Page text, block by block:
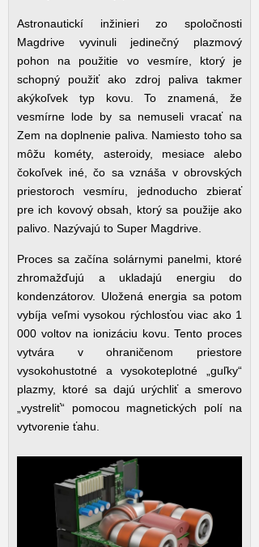
Astronautickí inžinieri zo spoločnosti
Magdrive vyvinuli jedinečný plazmový
pohon na použitie vo vesmíre, ktorý je
schopný použiť ako zdroj paliva takmer
akýkoľvek typ kovu. To znamená, že
vesmírne lode by sa nemuseli vracať na
Zem na doplnenie paliva. Namiesto toho sa
môžu kométy, asteroidy, mesiace alebo
čokoľvek iné, čo sa vznáša v obrovských
priestoroch vesmíru, jednoducho zbierať
pre ich kovový obsah, ktorý sa použije ako
palivo. Nazývajú to Super Magdrive.
Proces sa začína solárnymi panelmi, ktoré
zhromažďujú a ukladajú energiu do
kondenzátorov. Uložená energia sa potom
vybíja veľmi vysokou rýchlosťou viac ako 1
000 voltov na ionizáciu kovu. Tento proces
vytvára v ohraničenom priestore
vysokohustotné a vysokoteplotné „guľky“
plazmy, ktoré sa dajú urýchliť a smerovo
„vystreliť“ pomocou magnetických polí na
vytvorenie ťahu.